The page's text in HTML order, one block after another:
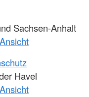
Sachsen-Anhalt
Havel